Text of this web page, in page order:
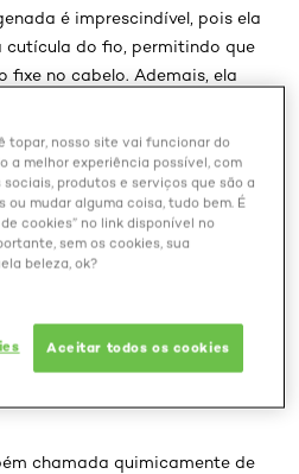
é imprescindível, pois ela
cutícula do fio, permitindo que
fixe no cabelo. Ademais, ela
melhor qual o papel da
capilares, o blog
separou umguia da água
tire todas as suas dúvidas e
a água
chamada quimicamente de
topar, nosso site vai funcionar do
a melhor experiência possível, com
produtos e serviços que são a
ou mudar alguma coisa, tudo bem. É
cookies” no link disponível no
sem os cookies, sua
beleza, ok?
Aceitar todos os cookies